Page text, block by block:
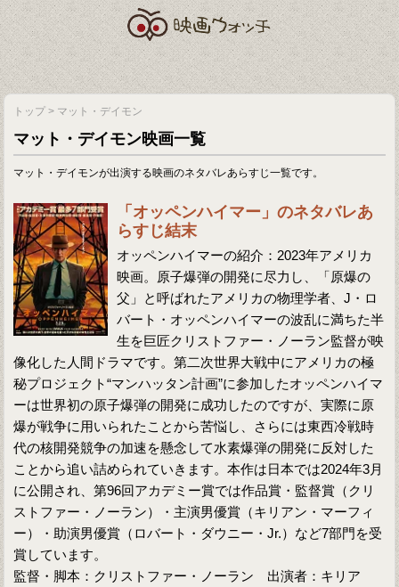
トップ > マット・デイモン
マット・デイモン映画一覧
マット・デイモンが出演する映画のネタバレあらすじ一覧です。
「オッペンハイマー」のネタバレあ
らすじ結末
オッペンハイマーの紹介：2023年アメリカ
映画。原子爆弾の開発に尽力し、「原爆の
父」と呼ばれたアメリカの物理学者、J・ロ
バート・オッペンハイマーの波乱に満ちた半
生を巨匠クリストファー・ノーラン監督が映
像化した人間ドラマです。第二次世界大戦中にアメリカの極
秘プロジェクト“マンハッタン計画”に参加したオッペンハイマ
ーは世界初の原子爆弾の開発に成功したのですが、実際に原
爆が戦争に用いられたことから苦悩し、さらには東西冷戦時
代の核開発競争の加速を懸念して水素爆弾の開発に反対した
ことから追い詰められていきます。本作は日本では2024年3月
に公開され、第96回アカデミー賞では作品賞・監督賞（クリ
ストファー・ノーラン）・主演男優賞（キリアン・マーフィ
ー）・助演男優賞（ロバート・ダウニー・Jr.）など7部門を受
賞しています。
監督・脚本：クリストファー・ノーラン 出演者：キリア